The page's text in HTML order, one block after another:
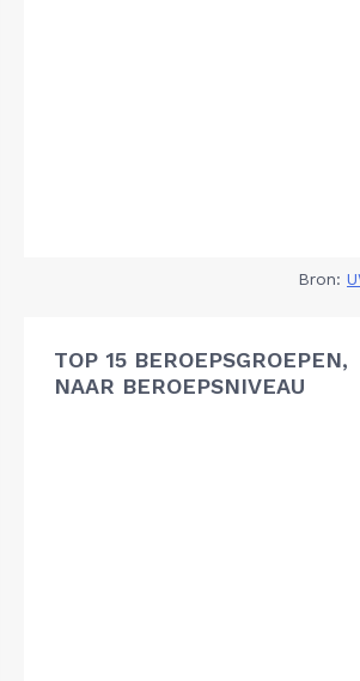
Bron:
TOP 15 BEROEPSGROEPEN,
NAAR BEROEPSNIVEAU